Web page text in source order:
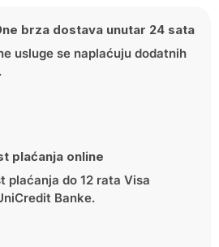
brza dostava unutar 24 sata
usluge se naplaćuju dodatnih
plaćanja online
plaćanja do 12 rata Visa
Banke.